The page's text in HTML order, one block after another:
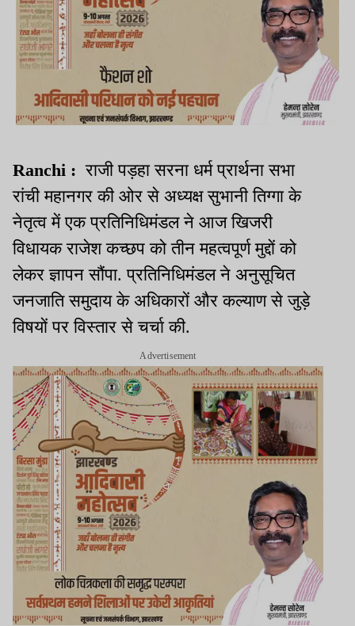
Ranchi : राजी पड़हा सरना धर्म प्रार्थना सभा
रांची महानगर की ओर से अध्यक्ष सुभानी तिग्गा के
नेतृत्व में एक प्रतिनिधिमंडल ने आज खिजरी
विधायक राजेश कच्छप को तीन महत्वपूर्ण मुद्दों को
लेकर ज्ञापन सौंपा. प्रतिनिधिमंडल ने अनुसूचित
जनजाति समुदाय के अधिकारों और कल्याण से जुड़े
विषयों पर विस्तार से चर्चा की.
Advertisement